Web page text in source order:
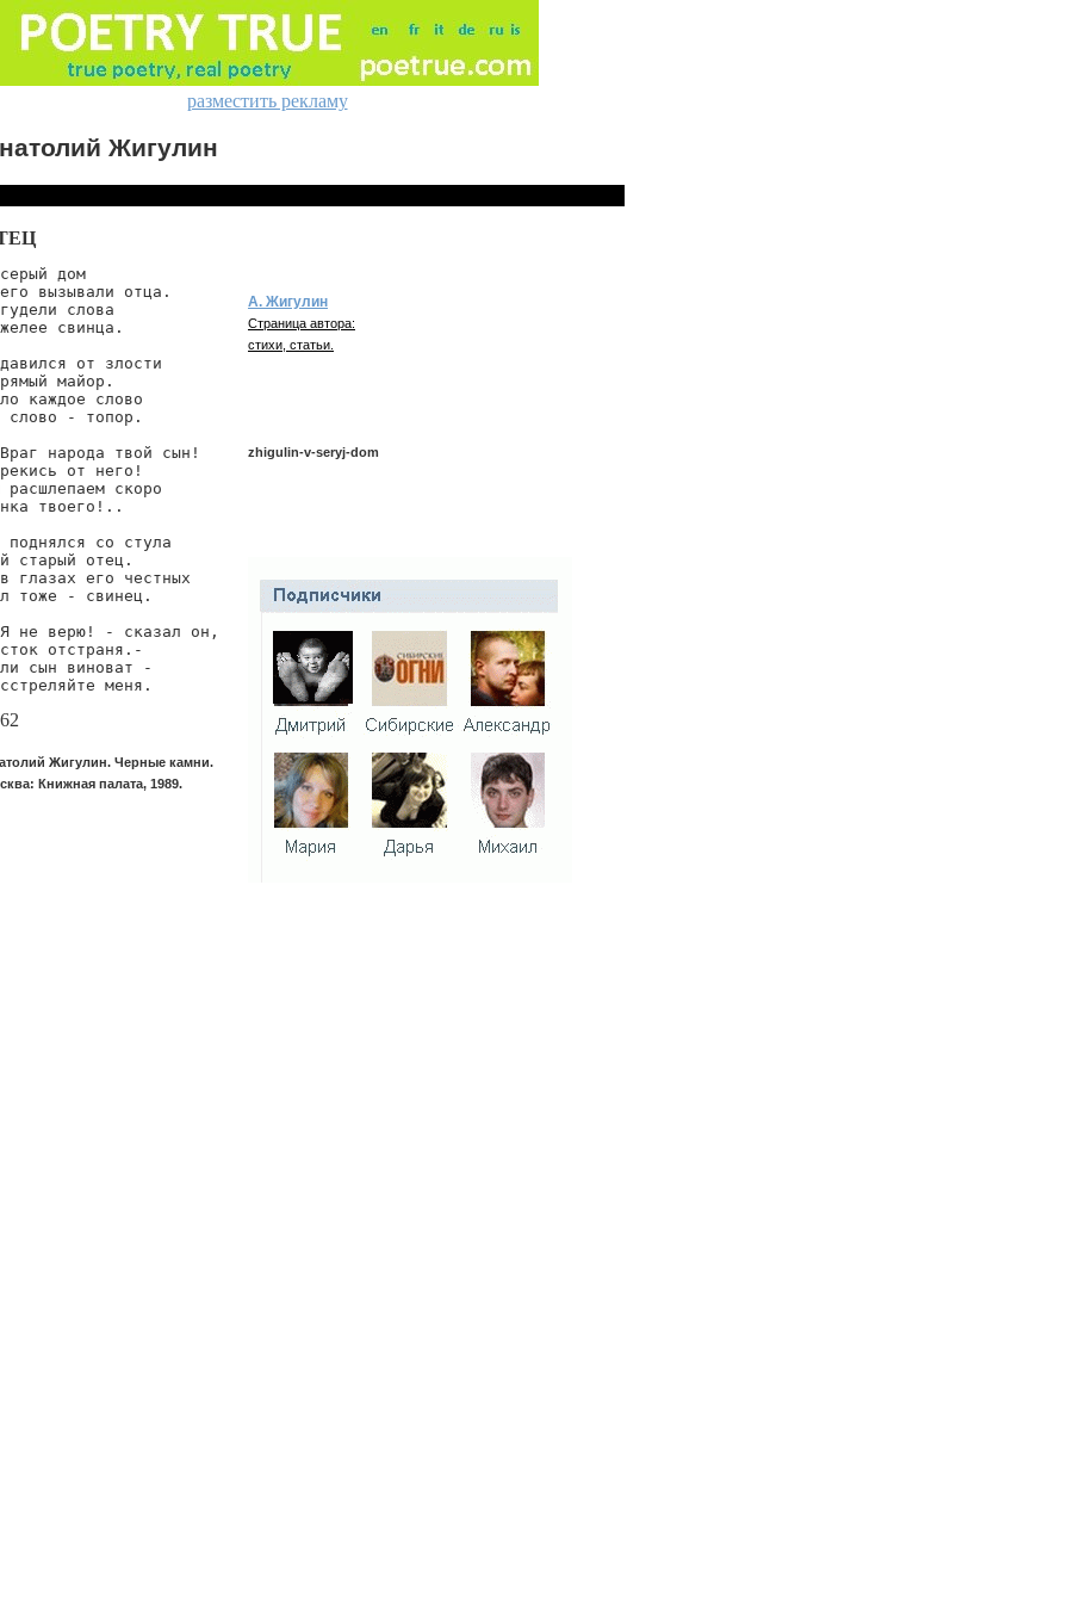
разместить рекламу
Жигулин
дом
вызывали отца.
слова
свинца.
от злости
майор.
каждое слово
слово - топор.
народа твой сын!
от него!
расшлепаем скоро
твоего!..
поднялся со стула
старый отец.
глазах его честных
тоже - свинец.
не верю! - сказал он,
отстраня.-
сын виноват -
меня.
Жигулин. Черные камни.
Книжная палата, 1989.
А. Жигулин
Страница автора:
стихи, статьи.
zhigulin-v-seryj-dom